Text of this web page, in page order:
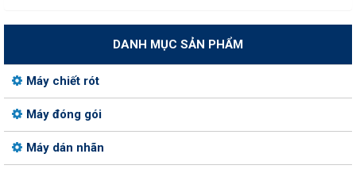
DANH MỤC SẢN PHẨM
Máy chiết rót
Máy đóng gói
Máy dán nhãn